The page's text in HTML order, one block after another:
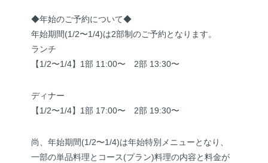
◆年始のご予約について◆
年始期間(1/2〜1/4)は2部制のご予約となります。
ランチ
【1/2〜1/4】1部 11:00〜 2部 13:30〜
ディナー
【1/2〜1/4】1部 17:00〜 2部 19:30〜
尚、年始期間(1/2〜1/4)は年始特別メニューとなり、
一部の単品料理とコース(プラン)料理の内容と料金が